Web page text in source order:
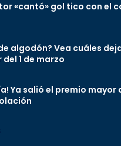
«cantó» gol tico con el
algodón? Vea cuáles
1 de marzo
Ya salió el premio mayor